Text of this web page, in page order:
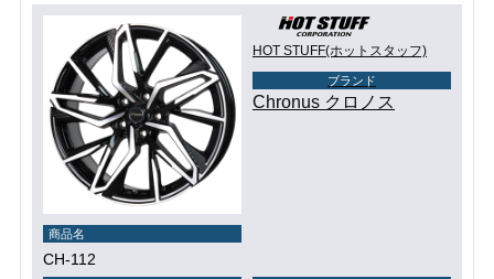
HOT STUFF(ホットスタッフ)
ブランド
Chronus クロノス
商品名
CH-112